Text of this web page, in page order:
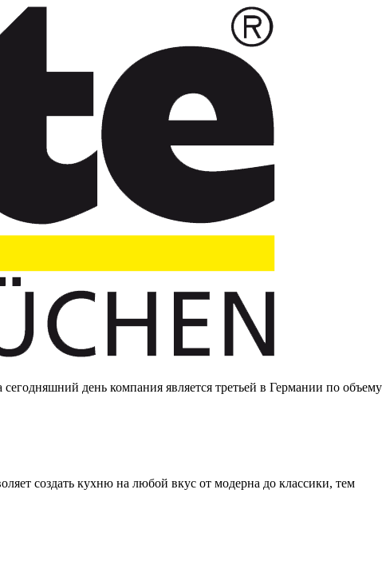
день компания является третьей в Германии по объему
создать кухню на любой вкус от модерна до классики, тем